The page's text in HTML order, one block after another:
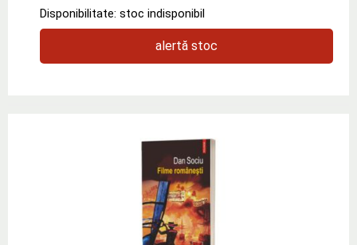
Disponibilitate: stoc indisponibil
alertă stoc